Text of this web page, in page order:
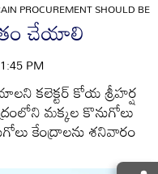
PROCUREMENT SHOULD BE
చేయాలి
PM
కలెక్టర్‌ కోయ శ్రీహర్ష
మక్కల కొనుగోలు
కేంద్రాలను శనివారం